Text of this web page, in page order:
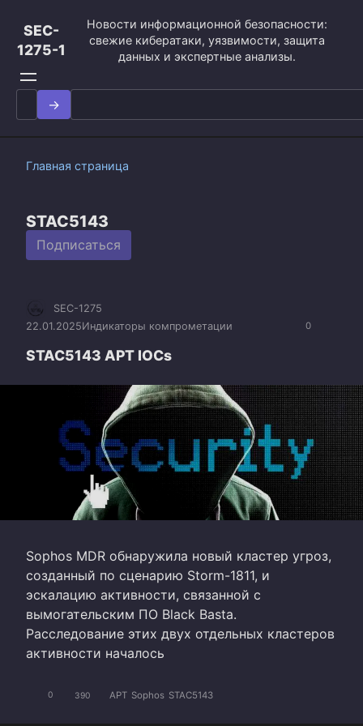
контенту
SEC-
1275-1
Новости информационной безопасности:
свежие кибератаки, уязвимости, защита
данных и экспертные анализы.
Search
for:
Главная страница
STAC5143
Подписаться
0
SEC-1275
22.01.2025Индикаторы компрометации
STAC5143 APT IOCs
Sophos MDR обнаружила новый кластер угроз,
созданный по сценарию Storm-1811, и
эскалацию активности, связанной с
вымогательским ПО Black Basta.
Расследование этих двух отдельных кластеров
активности началось
0 390 APT Sophos STAC5143